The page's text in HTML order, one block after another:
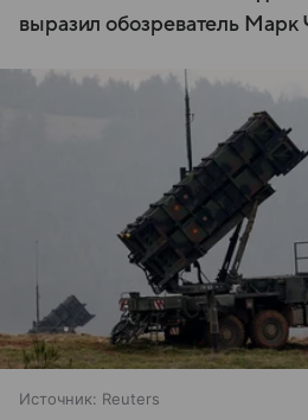
выразил обозреватель Марк
Источник: Reuters